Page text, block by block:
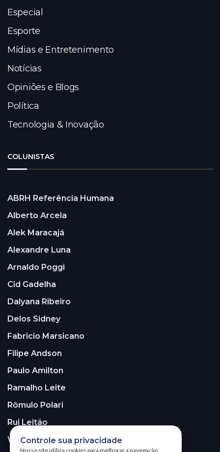
Especial
Esporte
Mídias e Entretenimento
Notícias
Opiniões e Blogs
Política
Tecnologia & Inovação
COLUNISTAS
ABRH Referência Humana
Alberto Arcela
Alek Maracajá
Alexandre Luna
Arnaldo Poggi
Cid Gadelha
Dalyana Ribeiro
Delos Sidney
Fabricio Marsicano
Filipe Andson
Paulo Amilton
Ramalho Leite
Rômulo Polari
Rui Leitão
Walter Santos
Controle sua privacidade
Nosso site utiliza cookies para melhorar a navegação.